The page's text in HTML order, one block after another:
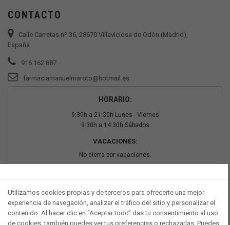
CONTACTO
Calle Carretas nº 36, 28670 Villaviciosa de Odón (Madrid),
España
916 162 887
farmaciamanuelmaroto@hotmail.es
HORARIO:
9:30h a 21:30h Lunes - Viernes
9:30h a 14:30h Sábados
VACACIONES:
No cierra por vacaciones.
Utilizamos cookies propias y de terceros para ofrecerte una mejor
experiencia de navegación, analizar el tráfico del sitio y personalizar el
contenido. Al hacer clic en “Aceptar todo” das tu consentimiento al uso
de cookies, también puedes ver tus preferencias o rechazarlas. Puedes